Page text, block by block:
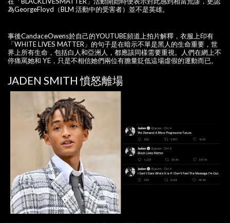
為GeorgeFloyd（BLM 活動中的受害者）並不是英雄。
事後CandaceOwens於自己的YOUTUBE頻道上拍片解釋，衣服上印有
「WHITE LIVES MATTER」的句子是在暗示不單是黑人的生命重要，世
界上所有生命，包括白人和亞洲人，都應該同樣需要重視。人們在網上不
停痛罵她和 YE，只是不相信她們兩位有膽量貶低這場虛假的運動而已。
JADEN SMITH 憤怒離場